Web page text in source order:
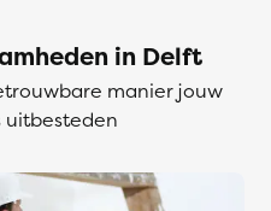
in Delft
manier jouw
uitbesteden